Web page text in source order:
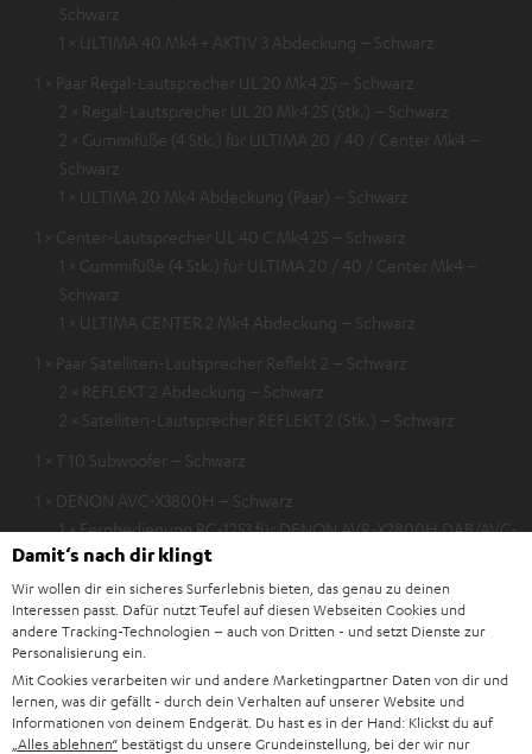
Schwarz
1 × ULTIMA 40 Mk4 + AKTIV 3 Abdeckung – Schwarz
1 × Paar Regal-Lautsprecher UL 20 Mk4 25 – Schwarz
2 × Regal-Lautsprecher UL 20 Mk4 25 (Stk.) – Schwarz
2 × Gummifüße (4 Stk.) für ULTIMA 20 / 40 / Center Mk4 –
Schwarz
1 × ULTIMA 20 Mk4 Abdeckung (Paar) – Schwarz
1 × Center-Lautsprecher UL 40 C Mk4 25 – Schwarz
1 × Gummifüße (4 Stk.) für ULTIMA 20 / 40 / Center Mk4 –
Schwarz
1 × ULTIMA CENTER 2 Mk4 Abdeckung – Schwarz
1 × Paar Satelliten-Lautsprecher Reflekt 2 – Schwarz
2 × REFLEKT 2 Abdeckung – Schwarz
2 × Satelliten-Lautsprecher REFLEKT 2 (Stk.) – Schwarz
1 × T 10 Subwoofer – Schwarz
1 × DENON AVC-X3800H – Schwarz
1 × Fernbedienung RC-1253 für DENON AVR-X2800H DAB/AVC-
X3800H – Schwarz
1 × 15 m Lautsprecherkabel C2515S – Weiß
1 × 2,5 m Subwoofer-Kabel C3525W – Schwarz
1 × 30 m Lautsprecherkabel C2530S – Weiß
Damit‘s nach dir klingt
Wir wollen dir ein sicheres Surferlebnis bieten, das genau zu deinen
Interessen passt. Dafür nutzt Teufel auf diesen Webseiten Cookies und
andere Tracking-Technologien – auch von Dritten - und setzt Dienste zur
Personalisierung ein.
Mit Cookies verarbeiten wir und andere Marketingpartner Daten von dir und
lernen, was dir gefällt - durch dein Verhalten auf unserer Website und
Informationen von deinem Endgerät. Du hast es in der Hand: Klickst du auf
„Alles ablehnen“ bestätigst du unsere Grundeinstellung, bei der wir nur